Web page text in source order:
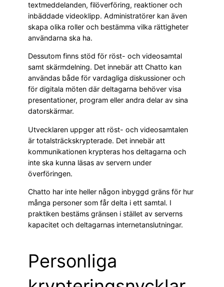
textmeddelanden, filöverföring, reaktioner och
inbäddade videoklipp. Administratörer kan även
skapa olika roller och bestämma vilka rättigheter
användarna ska ha.
Dessutom finns stöd för röst- och videosamtal
samt skärmdelning. Det innebär att Chatto kan
användas både för vardagliga diskussioner och
för digitala möten där deltagarna behöver visa
presentationer, program eller andra delar av sina
datorskärmar.
Utvecklaren uppger att röst- och videosamtalen
är totalsträckskrypterade. Det innebär att
kommunikationen krypteras hos deltagarna och
inte ska kunna läsas av servern under
överföringen.
Chatto har inte heller någon inbyggd gräns för hur
många personer som får delta i ett samtal. I
praktiken bestäms gränsen i stället av serverns
kapacitet och deltagarnas internetanslutningar.
Personliga